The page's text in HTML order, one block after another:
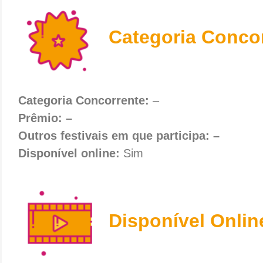
Categoria
Categoria Concorrente: –
Prêmio: –
Outros festivais em que participa: –
Disponível online: Sim
Disponível